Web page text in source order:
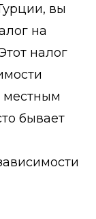
вы
на
налог
местным
бывает